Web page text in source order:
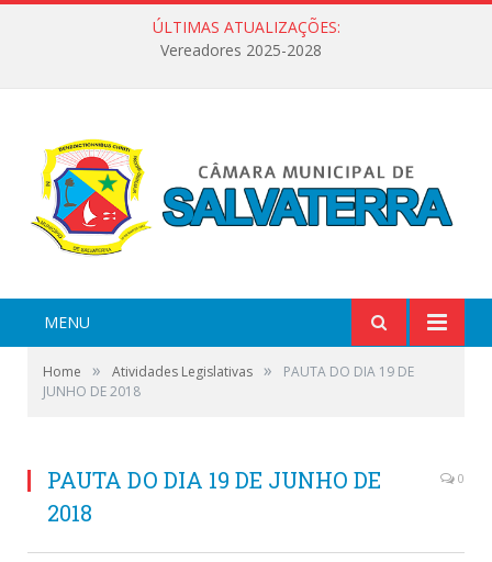
ÚLTIMAS ATUALIZAÇÕES:
Vereadores 2025-2028
MENU
Home » Atividades Legislativas »
PAUTA DO DIA 19 DE
JUNHO DE 2018
PAUTA DO DIA 19 DE JUNHO DE
2018
0